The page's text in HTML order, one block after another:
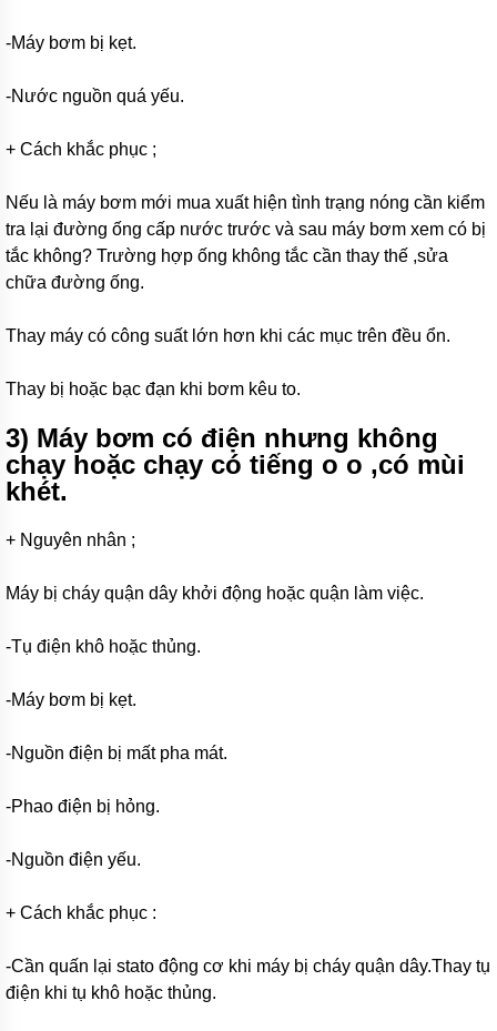
Máy
khoan
Bơm
lưu
lớn
Máy
bơm
nước
inox
Máy
bơm
súng
Bơm
nồi
hơi,
lò
hơi
Máy
bơm
nóng
bơm
bơm
đa
cánh
bơm
bù
chữa
cháy
-Máy bơm bị kẹt.
-Nước nguồn quá yếu.
+ Cách khắc phục ;
Nếu là máy bơm mới mua xuất hiện tình trạng nóng cần kiểm
tra lại đường ống cấp nước trước và sau máy bơm xem có bị
tắc không? Trường hợp ống không tắc cần thay thế ,sửa
chữa đường ống.
Thay máy có công suất lớn hơn khi các mục trên đều ổn.
Thay bị hoặc bạc đạn khi bơm kêu to.
3) Máy bơm có điện nhưng không
chạy hoặc chạy có tiếng o o ,có mùi
khét.
+ Nguyên nhân ;
Máy bị cháy quận dây khởi động hoặc quận làm việc.
-Tụ điện khô hoặc thủng.
-Máy bơm bị kẹt.
-Nguồn điện bị mất pha mát.
-Phao điện bị hỏng.
-Nguồn điện yếu.
+ Cách khắc phục :
-Cần quấn lại stato động cơ khi máy bị cháy quận dây.Thay tụ
điện khi tụ khô hoặc thủng.